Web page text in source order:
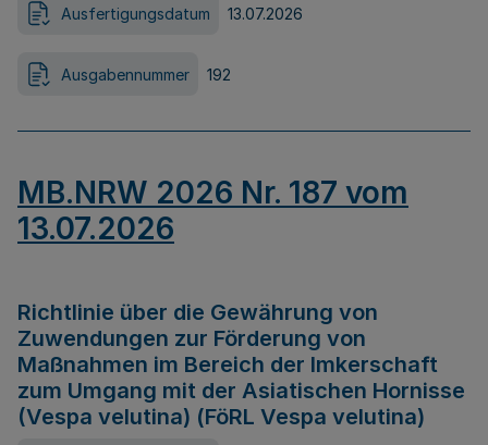
Ausfertigungsdatum 13.07.2026
Ausgabennummer 192
MB.NRW 2026 Nr. 187 vom
13.07.2026
Richtlinie über die Gewährung von
Zuwendungen zur Förderung von
Maßnahmen im Bereich der Imkerschaft
zum Umgang mit der Asiatischen Hornisse
(Vespa velutina) (FöRL Vespa velutina)